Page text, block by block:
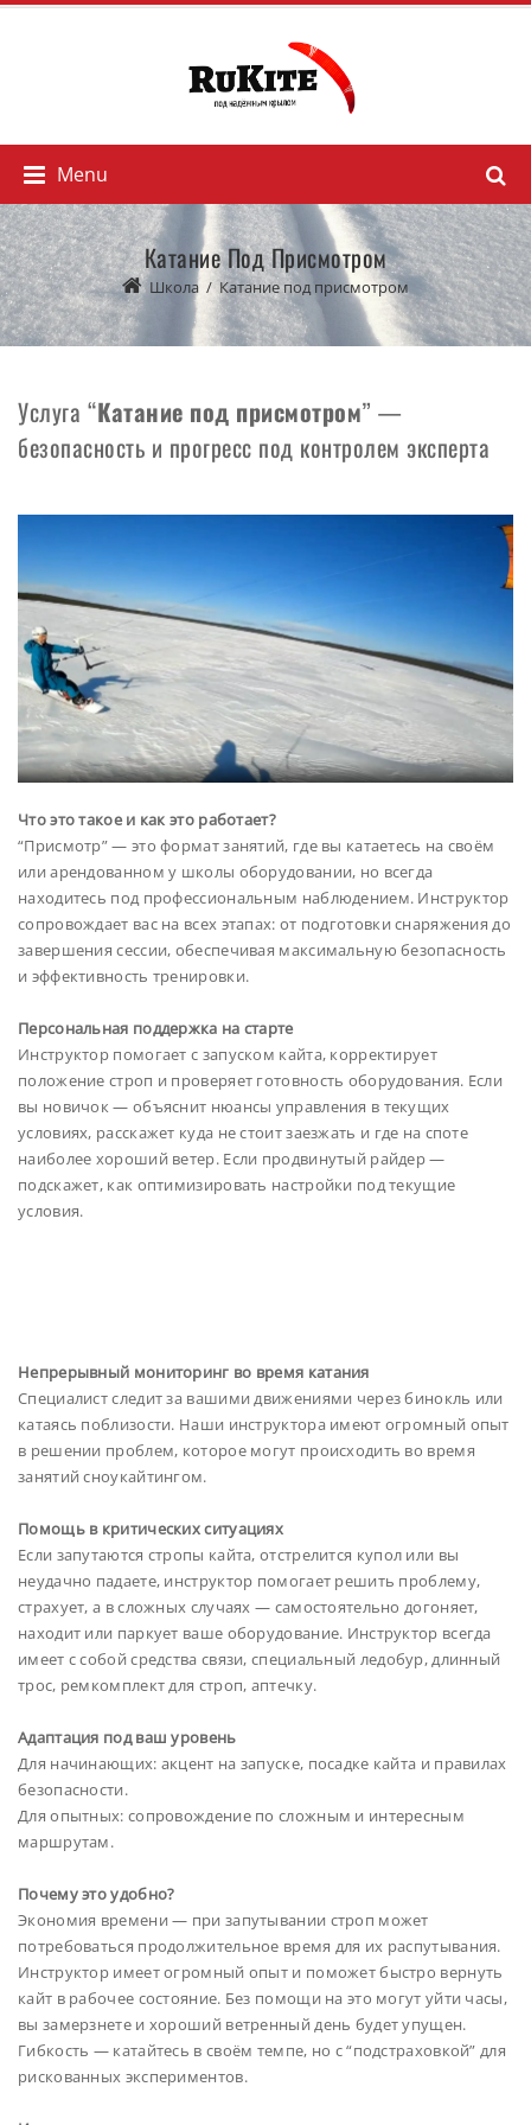
Menu
Катание Под Присмотром
Школа /Катание под присмотром
Услуга “Катание под присмотром” —
безопасность и прогресс под контролем эксперта
Что это такое и как это работает?
“Присмотр” — это формат занятий, где вы катаетесь на своём
или арендованном у школы оборудовании, но всегда
находитесь под профессиональным наблюдением. Инструктор
сопровождает вас на всех этапах: от подготовки снаряжения до
завершения сессии, обеспечивая максимальную безопасность
и эффективность тренировки.
Персональная поддержка на старте
Инструктор помогает с запуском кайта, корректирует
положение строп и проверяет готовность оборудования. Если
вы новичок — объяснит нюансы управления в текущих
условиях, расскажет куда не стоит заезжать и где на споте
наиболее хороший ветер. Если продвинутый райдер —
подскажет, как оптимизировать настройки под текущие
условия.
Непрерывный мониторинг во время катания
Специалист следит за вашими движениями через бинокль или
катаясь поблизости. Наши инструктора имеют огромный опыт
в решении проблем, которое могут происходить во время
занятий сноукайтингом.
Помощь в критических ситуациях
Если запутаются стропы кайта, отстрелится купол или вы
неудачно падаете, инструктор помогает решить проблему,
страхует, а в сложных случаях — самостоятельно догоняет,
находит или паркует ваше оборудование. Инструктор всегда
имеет с собой средства связи, специальный ледобур, длинный
трос, ремкомплект для строп, аптечку.
Адаптация под ваш уровень
Для начинающих: акцент на запуске, посадке кайта и правилах
безопасности.
Для опытных: сопровождение по сложным и интересным
маршрутам.
Почему это удобно?
Экономия времени — при запутывании строп может
потребоваться продолжительное время для их распутывания.
Инструктор имеет огромный опыт и поможет быстро вернуть
кайт в рабочее состояние. Без помощи на это могут уйти часы,
вы замерзнете и хороший ветренный день будет упущен.
Гибкость — катайтесь в своём темпе, но с “подстраховкой” для
рискованных экспериментов.